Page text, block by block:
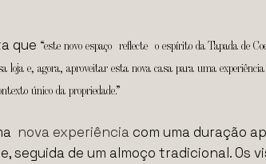
que “este novo espaço reflecte o espírito da Tapada de
e, agora, aproveitar esta nova casa para uma
único da propriedade.”
nova experiência com uma duração
seguida de um almoço tradicional.